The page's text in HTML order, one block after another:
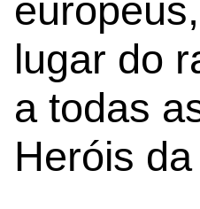
lugar do
a todas
Heróis da